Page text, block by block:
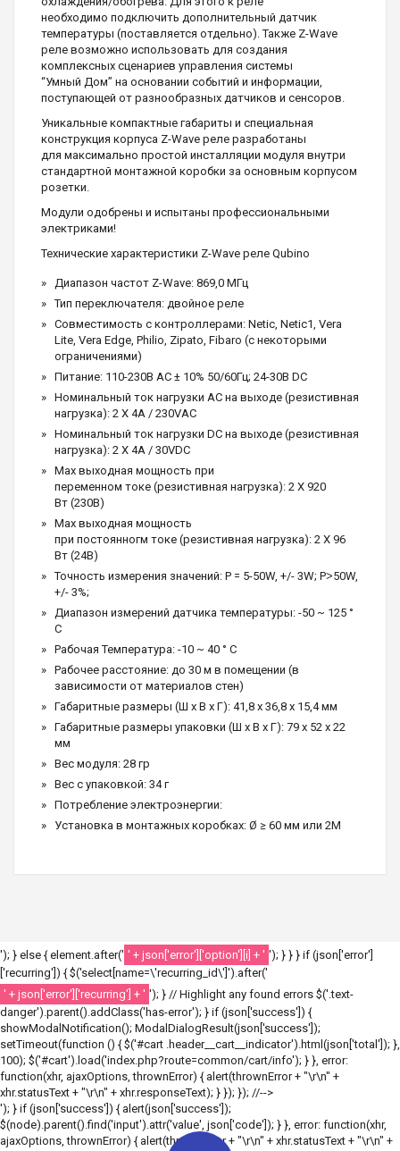
необходимо подключить дополнительный датчик
температуры (поставляется отдельно). Также Z-Wave
реле возможно использовать для создания
комплексных сценариев управления системы
“Умный Дом” на основании событий и информации,
поступающей от разнообразных датчиков и сенсоров.
Уникальные компактные габариты и специальная
конструкция корпуса Z-Wave реле разработаны
для максимально простой инсталляции модуля внутри
стандартной монтажной коробки за основным корпусом
розетки.
Модули одобрены и испытаны профессиональными
электриками!
Технические характеристики Z-Wave реле Qubino
Диапазон частот Z-Wave: 869,0 МГц
Тип переключателя: двойное реле
Совместимость с контроллерами: Netic, Netic1, Vera
Lite, Vera Edge, Philio, Zipato, Fibaro (с некоторыми
ограничениями)
Питание: 110-230В АС ± 10% 50/60Гц; 24-30В DC
Номинальный ток нагрузки AC на выходе (резистивная
нагрузка): 2 X 4A / 230VAC
Номинальный ток нагрузки DC на выходе (резистивная
нагрузка): 2 X 4A / 30VDC
Max выходная мощность при
переменном токе (резистивная нагрузка): 2 X 920
Вт (230В)
Max выходная мощность
при постоянногм токе (резистивная нагрузка): 2 X 96
Вт (24В)
Точность измерения значений: P = 5-50W, +/- 3W; P˃50W,
+/- 3%;
Диапазон измерений датчика температуры: -50 ~ 125 °
C
Рабочая Температура: -10 ~ 40 ° C
Рабочее расстояние: до 30 м в помещении (в
зависимости от материалов стен)
Габаритные размеры (Ш х В х Г): 41,8 х 36,8 х 15,4 мм
Габаритные размеры упаковки (Ш х В х Г): 79 х 52 х 22
мм
Вес модуля: 28 гр
Вес с упаковкой: 34 г
Потребление электроэнергии:
Установка в монтажных коробках: Ø ≥ 60 мм или 2M
'); } else { element.after(' ' + json['error']['option'][i] + ' '); } } } if (json['error']
['recurring']) { $('select[name=\'recurring_id\']').after('
' + json['error']['recurring'] + ' '); } // Highlight any found errors $('.text-
danger').parent().addClass('has-error'); } if (json['success']) {
showModalNotification(); ModalDialogResult(json['success']);
setTimeout(function () { $('#cart .header__cart__indicator').html(json['total']); },
100); $('#cart').load('index.php?route=common/cart/info'); } }, error:
function(xhr, ajaxOptions, thrownError) { alert(thrownError + "\r\n" +
xhr.statusText + "\r\n" + xhr.responseText); } }); }); //-->
'); } if (json['success']) { alert(json['success']);
$(node).parent().find('input').attr('value', json['code']); } }, error: function(xhr,
ajaxOptions, thrownError) { alert(thrownError + "\r\n" + xhr.statusText + "\r\n" +